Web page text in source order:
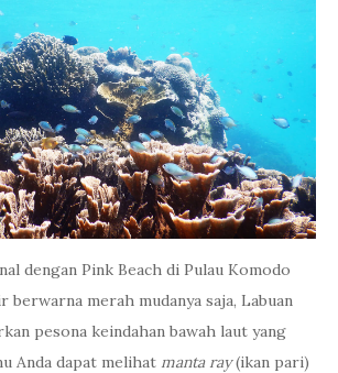
dengan Pink Beach di Pulau Komodo
berwarna merah mudanya saja, Labuan
pesona keindahan bawah laut yang
Anda dapat melihat manta ray(ikan pari)